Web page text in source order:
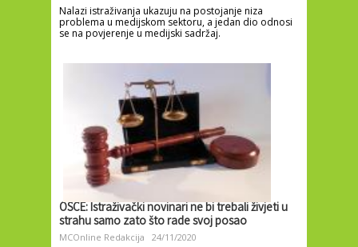
Nalazi istraživanja ukazuju na postojanje niza
problema u medijskom sektoru, a jedan dio odnosi
se na povjerenje u medijski sadržaj.
OSCE: Istraživački novinari ne bi trebali živjeti u
strahu samo zato što rade svoj posao
MCOnline Redakcija 24/11/2020